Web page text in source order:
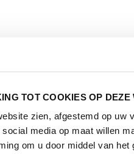
TOT COOKIES OP DEZE
zien, afgestemd op
media op maat willen
om u door middel van